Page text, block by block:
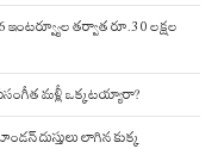
ఇంటర్వ్యూల తర్వాత రూ.30 లక్షల
సంగీత మళ్లీ ఒక్కటయ్యారా?
దుస్తులు లాగిన కుక్క